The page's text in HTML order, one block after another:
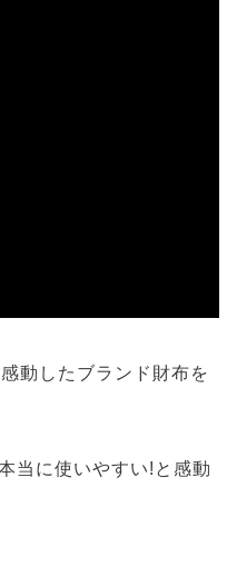
動したブランド財布を
当に使いやすい!と感動